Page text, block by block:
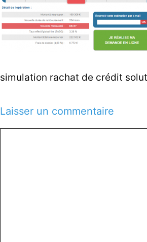
simulation rachat de crédit
Laisser un commentaire